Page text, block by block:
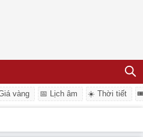
vàng 📅 Lịch âm ☀️ Thời tiết